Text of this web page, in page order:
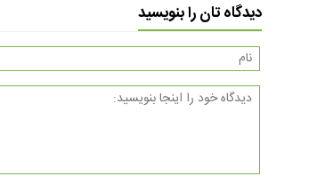
دیدگاه تان را بنویسید